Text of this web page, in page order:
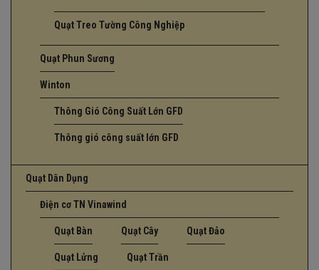
Quạt Treo Tường Công Nghiệp
Quạt Phun Sương
Winton
Thông Gió Công Suất Lớn GFD
Thông gió công suất lớn GFD
Quạt Dân Dụng
Điện cơ TN Vinawind
Quạt Bàn Quạt Cây Quạt Đảo
Quạt Lửng Quạt Trần